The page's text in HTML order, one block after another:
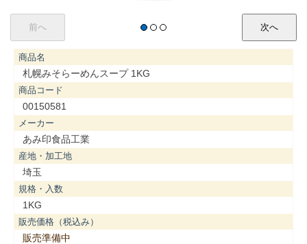
商品名
札幌みそらーめんスープ 1KG
商品コード
00150581
メーカー
あみ印食品工業
産地・加工地
埼玉
規格・入数
1KG
販売価格（税込み）
販売準備中